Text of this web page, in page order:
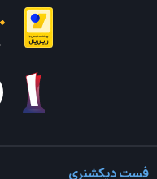
فست دیکشنری